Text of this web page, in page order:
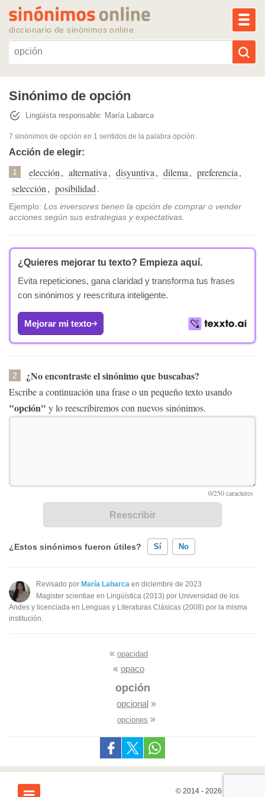
diccionario de sinónimos online
Reescribir texto con IA
Sinónimos populares
Temas recientes
Sinónimo de opción
Lingüista responsable: María Labarca
7 sinónimos de opción en 1 sentidos de la palabra opción:
Acción de elegir:
1 elección, alternativa, disyuntiva, dilema, preferencia,
selección, posibilidad.
Ejemplo: Los inversores tienen la opción de comprar o vender
acciones según sus estrategias y expectativas.
¿Quieres mejorar tu texto? Empieza aquí.
Evita repeticiones, gana claridad y transforma tus frases
con sinónimos y reescritura inteligente.
Mejorar mi texto
2 ¿No encontraste el sinónimo que buscabas?
Escribe a continuación una frase o un pequeño texto usando
"opción" y lo reescribiremos con nuevos sinónimos.
¿Estos sinónimos fueron útiles? Sí No
Existen sinónimos incorrectos
Ninguno de los sinónimos presentados me ayudó
Revisado por María Labarca en diciembre de 2023
Magister scientiae en Lingüística (2013) por Universidad de los
Andes y licenciada en Lenguas y Literaturas Clásicas (2008) por la misma
institución.
« opacidad
« opaco
opción
opcional »
opciones »
© 2014 - 2026